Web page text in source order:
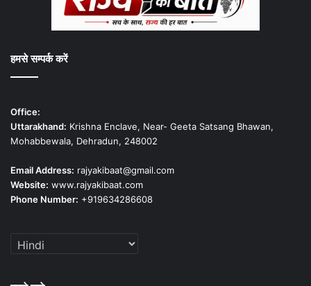
हमसे सम्पर्क करें
Office:
Uttarakhand: Krishna Enclave, Near- Geeta Satsang Bhawan,
Mohabbewala, Dehradun, 248002
Email Address: rajyakibaat@gmail.com
Website: www.rajyakibaat.com
Phone Number: +919634286608